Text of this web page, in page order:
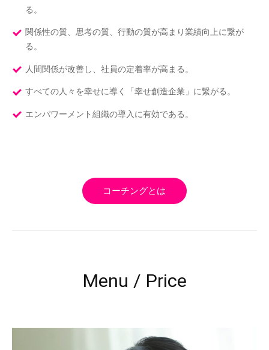
る。
関係性の質、思考の質、行動の質が高まり業績向上に繋が
る。
人間関係が改善し、社員の定着率が高まる。
すべての人々を幸せに導く「幸せ創造企業」に繋がる。
エンパワーメント組織の導入に有効である。
コーチングとは
Menu / Price